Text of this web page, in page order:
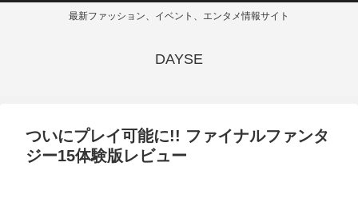
最新ファッション、イベント、エンタメ情報サイト
DAYSE
ついにプレイ可能に!! ファイナルファンタ
ジー15体験版レビュー